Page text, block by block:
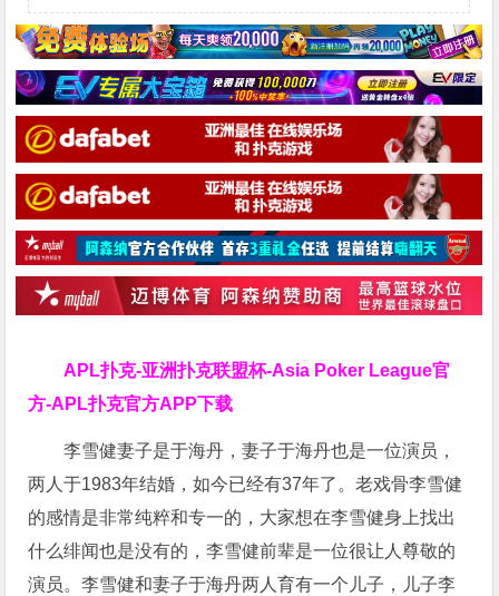
APL扑克-亚洲扑克联盟杯-Asia Poker League官
方-APL扑克官方APP下载
李雪健妻子是于海丹，妻子于海丹也是一位演员，
两人于1983年结婚，如今已经有37年了。老戏骨李雪健
的感情是非常纯粹和专一的，大家想在李雪健身上找出
什么绯闻也是没有的，李雪健前辈是一位很让人尊敬的
演员。李雪健和妻子于海丹两人育有一个儿子，儿子李